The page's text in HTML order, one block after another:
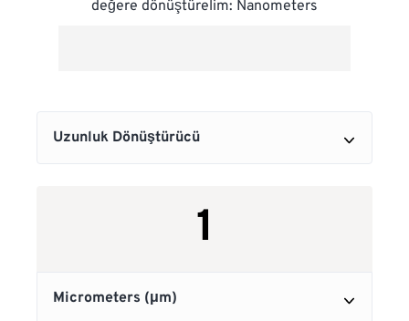
değere dönüştürelim: Nanometers